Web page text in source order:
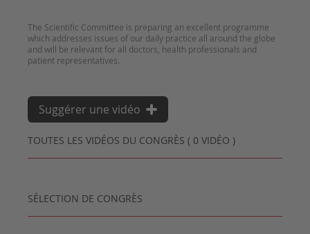
The Scientific Committee is preparing an excellent programme
which addresses issues of our daily practice all around the globe
and will be relevant for all doctors, health professionals and
TOUTES LES VIDÉOS DU CONGRÈS ( 0 VIDÉO )
Suggérer une vidéo
SÉLECTION DE CONGRÈS